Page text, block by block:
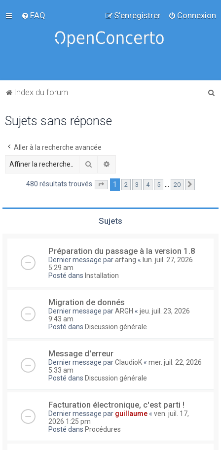
FAQ Connexion
S’enregistrer
Index du forum
Sujets sans réponse
Aller à la recherche avancée
Rechercher
480 résultats trouvés Page sur20
1 2 3 4 5 … 20
Sujets
Préparation du passage à la version 1.8
Dernier message pararfang « lun. juil. 27, 2026
5:29 am
Posté dans Installation
Migration de donnés
Dernier message parARGH « jeu. juil. 23, 2026
9:43 am
Posté dans Discussion générale
Message d'erreur
Dernier message parClaudioK « mer. juil. 22, 2026
5:33 am
Posté dans Discussion générale
Facturation électronique, c'est parti !
Dernier message par guillaume « ven. juil. 17,
2026 1:25 pm
Posté dans Procédures